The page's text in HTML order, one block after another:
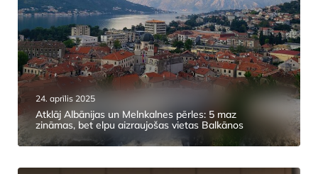
24. aprīlis 2025
Atklāj Albānijas un Melnkalnes pērles: 5 maz
zināmas, bet elpu aizraujošas vietas Balkānos